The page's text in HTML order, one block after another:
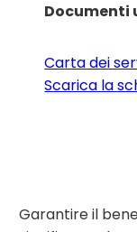
Documenti
Carta dei
Scarica la
Garantire il